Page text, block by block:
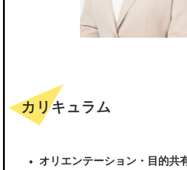
カリキュラム
オリエンテーション・目的共